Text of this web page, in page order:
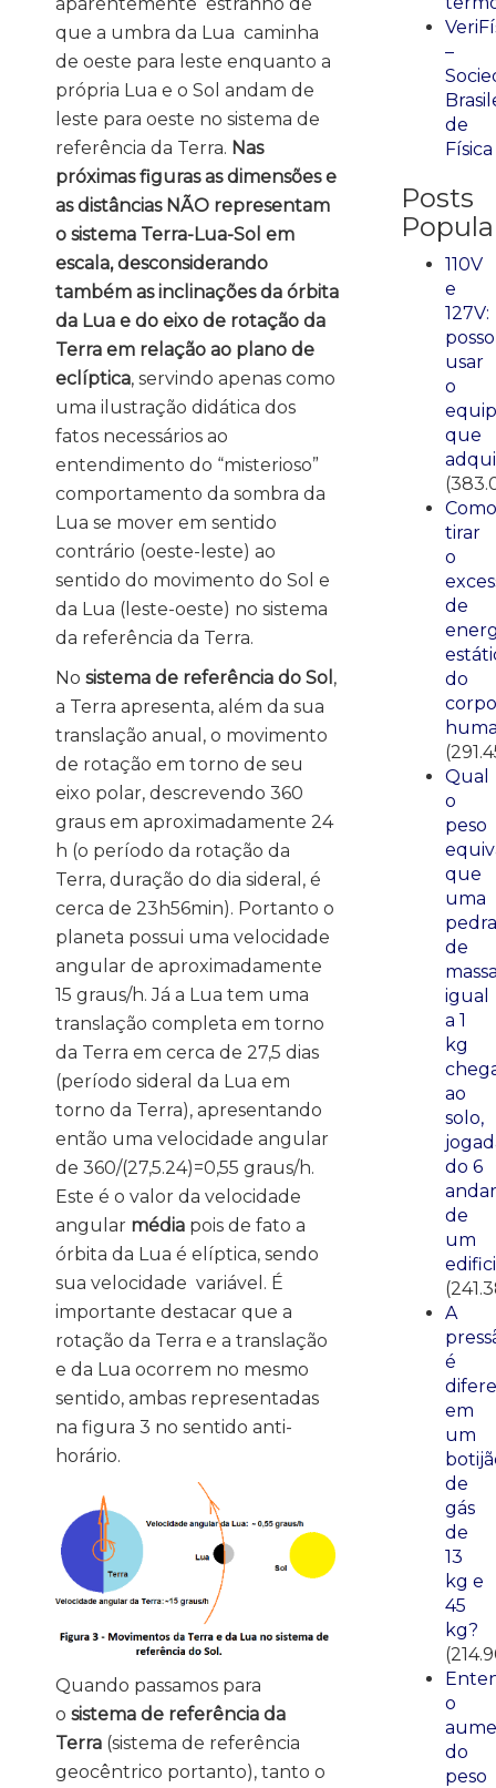
que a umbra da Lua caminha
de oeste para leste enquanto a
própria Lua e o Sol andam de
leste para oeste no sistema de
referência da Terra. Nas
próximas figuras as dimensões e
as distâncias NÃO representam
o sistema Terra-Lua-Sol em
escala, desconsiderando
também as inclinações da órbita
da Lua e do eixo de rotação da
Terra em relação ao plano de
eclíptica, servindo apenas como
uma ilustração didática dos
fatos necessários ao
entendimento do “misterioso”
comportamento da sombra da
Lua se mover em sentido
contrário (oeste-leste) ao
sentido do movimento do Sol e
da Lua (leste-oeste) no sistema
da referência da Terra.
No sistema de referência do Sol ,
a Terra apresenta, além da sua
translação anual, o movimento
de rotação em torno de seu
eixo polar, descrevendo 360
graus em aproximadamente 24
h (o período da rotação da
Terra, duração do dia sideral, é
cerca de 23h56min). Portanto o
planeta possui uma velocidade
angular de aproximadamente
15 graus/h. Já a Lua tem uma
translação completa em torno
da Terra em cerca de 27,5 dias
(período sideral da Lua em
torno da Terra), apresentando
então uma velocidade angular
de 360/(27,5.24)=0,55 graus/h.
Este é o valor da velocidade
angular média pois de fato a
órbita da Lua é elíptica, sendo
sua velocidade variável. É
importante destacar que a
rotação da Terra e a translação
e da Lua ocorrem no mesmo
sentido, ambas representadas
na figura 3 no sentido anti-
horário.
Quando passamos para
o sistema de referência da
Terra (sistema de referência
geocêntrico portanto), tanto o
–
de
Física
Posts
110V
e
127V:
posso
usar
o
que
Como
tirar
o
de
do
corpo
Qual
o
peso
que
uma
pedra
de
igual
a 1
kg
ao
solo,
do 6
andar
de
um
A
é
em
um
de
gás
de
13
kg e
45
kg?
o
do
peso